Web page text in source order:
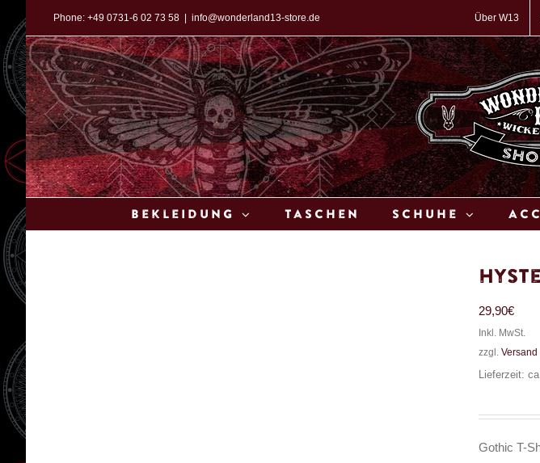
Inhalt
springen
Phone: +49 0731-6 02 73 58 info@wonderland13-store.de Über W13
Bekleidung Taschen Schuhe
29,90€
Inkl. MwSt.
zzgl. Versand
Lieferzeit:
Gothic T-